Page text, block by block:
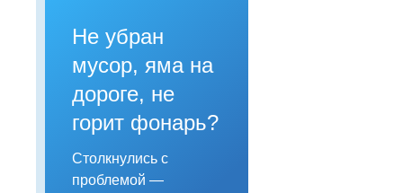
Не убран
мусор, яма на
дороге, не
горит фонарь?
Столкнулись с
проблемой —